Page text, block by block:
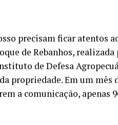
precisam ficar atentos
de Rebanhos,
de Defesa
propriedade. Em um mês
a comunicação, apenas